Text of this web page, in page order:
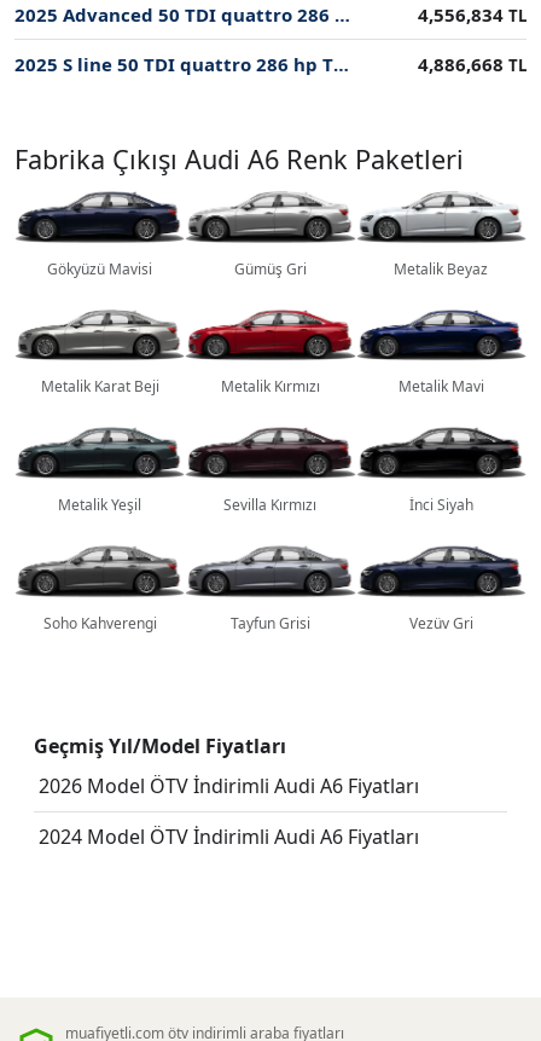
2025 Advanced 50 TDI quattro 286 hp Tiptronic ÖTV İndirimli Fiyatı 4,556,834 TL
2025 S line 50 TDI quattro 286 hp Tiptronic ÖTV İndirimli Fiyatı 4,886,668 TL
Fabrika Çıkışı Audi A6 Renk Paketleri
Gökyüzü Mavisi Gümüş Gri Metalik Beyaz
Metalik Karat Beji Metalik Kırmızı Metalik Mavi
Metalik Yeşil Sevilla Kırmızı İnci Siyah
Soho Kahverengi Tayfun Grisi Vezüv Gri
Geçmiş Yıl/Model Fiyatları
2026 Model ÖTV İndirimli Audi A6 Fiyatları
2024 Model ÖTV İndirimli Audi A6 Fiyatları
muafiyetli.com ötv indirimli araba fiyatları